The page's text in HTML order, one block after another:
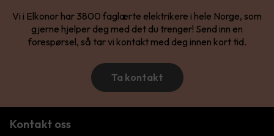
Vi i Elkonor har 3800 faglærte elektrikere i hele Norge, som
gjerne hjelper deg med det du trenger! Send inn en
forespørsel, så tar vi kontakt med deg innen kort tid.
Ta kontakt
Kontakt oss